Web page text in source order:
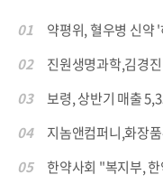
01
약평위, 혈우병 신약
02
진원생명과학,김경
03
보령, 상반기 매출
04
지놈앤컴퍼니,화장
05
한약사회 "복지부,